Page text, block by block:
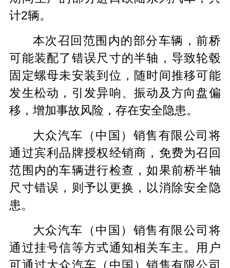
计2辆。
本次召回范围内的部分车辆，前桥
可能装配了错误尺寸的半轴，导致轮毂
固定螺母未安装到位，随时间推移可能
发生松动，引发异响、振动及方向盘偏
移，增加事故风险，存在安全隐患。
大众汽车（中国）销售有限公司将
通过宾利品牌授权经销商，免费为召回
范围内的车辆进行检查，如果前桥半轴
尺寸错误，则予以更换，以消除安全隐
患。
大众汽车（中国）销售有限公司将
通过挂号信等方式通知相关车主。用户
可通过大众汽车（中国）销售有限公司